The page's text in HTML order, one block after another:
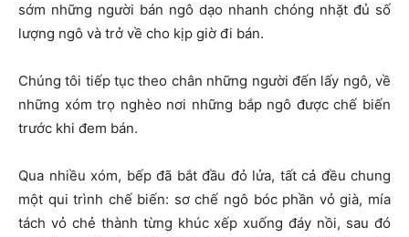
sớm những người bán ngô dạo nhanh chóng nhặt đủ số
lượng ngô và trở về cho kịp giờ đi bán.
Chúng tôi tiếp tục theo chân những người đến lấy ngô, về
những xóm trọ nghèo nơi những bắp ngô được chế biến
trước khi đem bán.
Qua nhiều xóm, bếp đã bắt đầu đỏ lửa, tất cả đều chung
một qui trình chế biến: sơ chế ngô bóc phần vỏ già, mía
tách vỏ chẻ thành từng khúc xếp xuống đáy nồi, sau đó